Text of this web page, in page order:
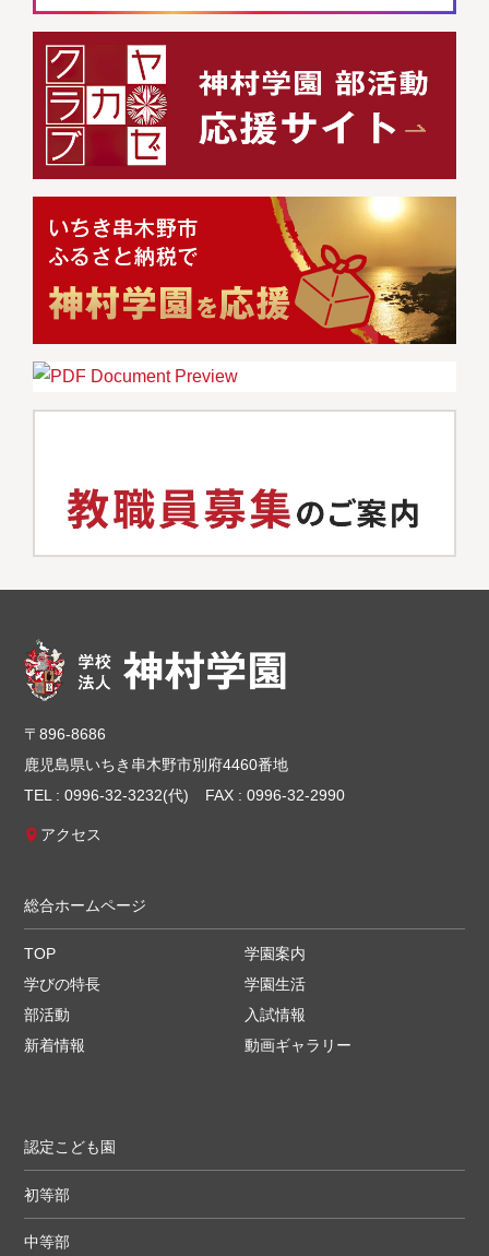
〒896-8686
鹿児島県いちき串木野市別府4460番地
TEL : 0996-32-3232(代)
FAX : 0996-32-2990
アクセス
総合ホームページ
TOP
学園案内
学びの特長
学園生活
部活動
入試情報
新着情報
動画ギャラリー
認定こども園
初等部
中等部